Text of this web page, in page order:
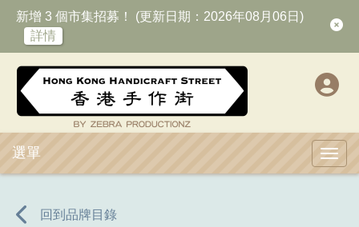
新增 3 個市集招募！ (更新日期：2026年08月06日)
詳情
選單
回到品牌目錄